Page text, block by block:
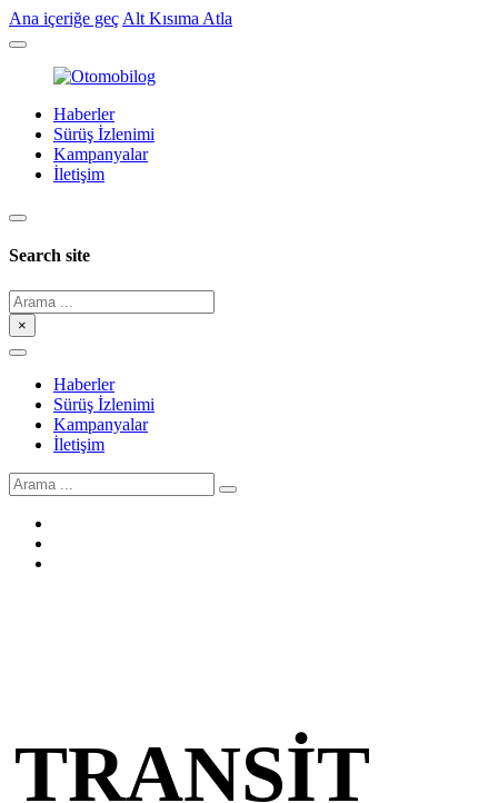
Ana içeriğe geç Alt Kısıma Atla
Haberler
Sürüş İzlenimi
Kampanyalar
İletişim
Search site
Arama
×
Haberler
Sürüş İzlenimi
Kampanyalar
İletişim
Arama
TRANSIT